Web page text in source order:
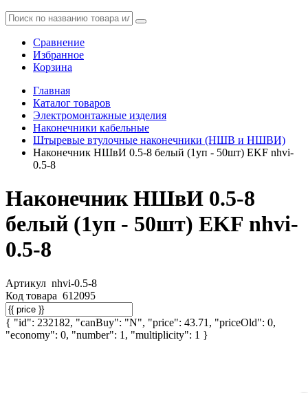
Сравнение
Избранное
Корзина
Главная
Каталог товаров
Электромонтажные изделия
Наконечники кабельные
Штыревые втулочные наконечники (НШВ и НШВИ)
Наконечник НШвИ 0.5-8 белый (1уп - 50шт) EKF nhvi-
0.5-8
Наконечник НШвИ 0.5-8
белый (1уп - 50шт) EKF nhvi-
0.5-8
Артикул nhvi-0.5-8
Код товара 612095
{ "id": 232182, "canBuy": "N", "price": 43.71, "priceOld": 0,
"economy": 0, "number": 1, "multiplicity": 1 }